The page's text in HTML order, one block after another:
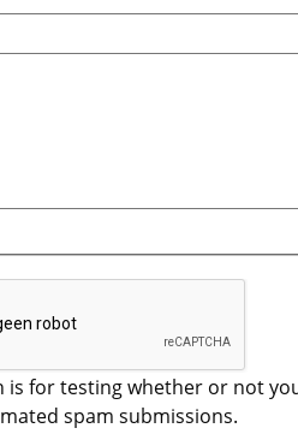
is for testing whether or not
spam submissions.